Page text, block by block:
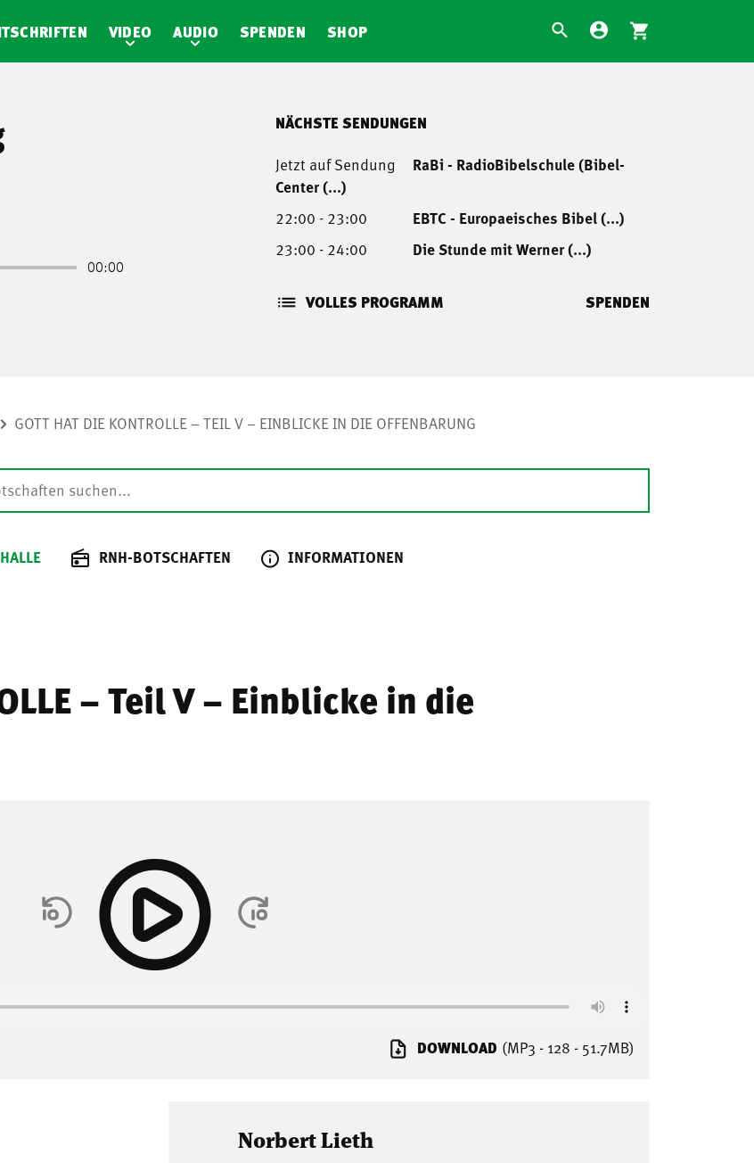
VIDEO AUDIO SPENDEN SHOP
NÄCHSTE SENDUNGEN
Jetzt auf Sendung
RaBi - RadioBibelschule (Bibel-
Center (...)
22:00 - 23:00
EBTC - Europaeisches Bibel (...)
23:00 - 24:00
Die Stunde mit Werner (...)
VOLLES PROGRAMM SPENDEN
GOTT HAT DIE KONTROLLE – TEIL V – EINBLICKE IN DIE OFFENBARUNG
RNH-BOTSCHAFTEN INFORMATIONEN
– Teil V – Einblicke in die
DOWNLOAD (MP3 - 128 - 51.7MB)
Norbert Lieth